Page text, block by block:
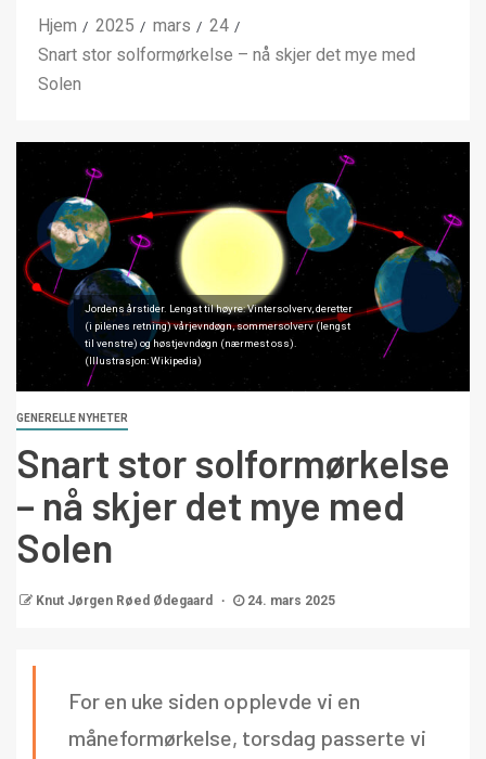
Hjem 2025 mars
24
Snart stor solformørkelse – nå skjer det mye med
Solen
Jordens årstider. Lengst til høyre: Vintersolverv, deretter
(i pilenes retning) vårjevndøgn, sommersolverv (lengst
til venstre) og høstjevndøgn (nærmest oss).
(Illustrasjon: Wikipedia)
GENERELLE NYHETER
Snart stor solformørkelse
– nå skjer det mye med
Solen
Knut Jørgen Røed Ødegaard 24. mars 2025
For en uke siden opplevde vi en
måneformørkelse, torsdag passerte vi